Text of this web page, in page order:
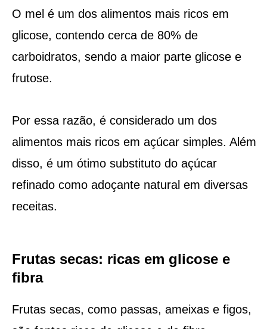
O mel é um dos alimentos mais ricos em
glicose, contendo cerca de 80% de
carboidratos, sendo a maior parte glicose e
frutose.
Por essa razão, é considerado um dos
alimentos mais ricos em açúcar simples. Além
disso, é um ótimo substituto do açúcar
refinado como adoçante natural em diversas
receitas.
Frutas secas: ricas em glicose e
fibra
Frutas secas, como passas, ameixas e figos,